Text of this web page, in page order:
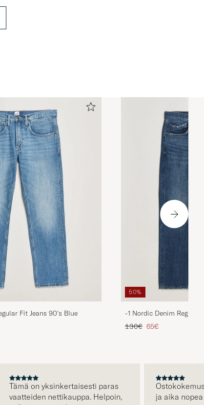
Fit Jeans 90's Blue
50%
-1 Nordic Denim Regular
Tavallinen hinta
130€ Alennettu hinta
65€
Tämä on yksinkertaisesti paras
vaatteiden nettikauppa. Helpoin,
Ostokokemus
ja aika nopea